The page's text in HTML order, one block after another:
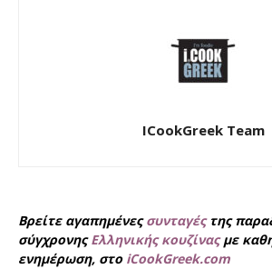
ICookGreek Team
Βρείτε αγαπημένεςσυνταγέςτης
σύγχρονηςΕλληνικής κουζίναςμε
ενημέρωση, στο iCookGreek.com